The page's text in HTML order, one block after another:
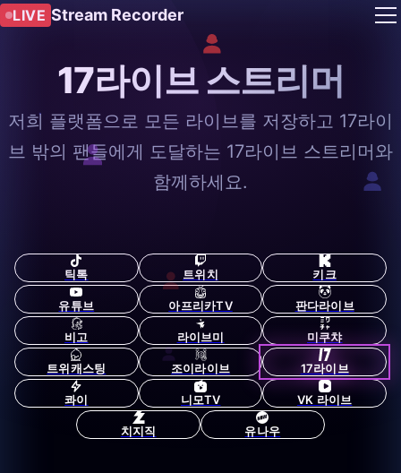
LIVE Stream Recorder
17라이브 스트리머
저희 플랫폼으로 모든 라이브를 저장하고 17라이
브 밖의 팬들에게 도달하는 17라이브 스트리머와
함께하세요.
틱톡 트위치 키크
유튜브 아프리카TV 판다라이브
비고 라이브미 미쿠챠
트위캐스팅 조이라이브 17라이브
콰이 니모TV VK 라이브
치지직 유나우